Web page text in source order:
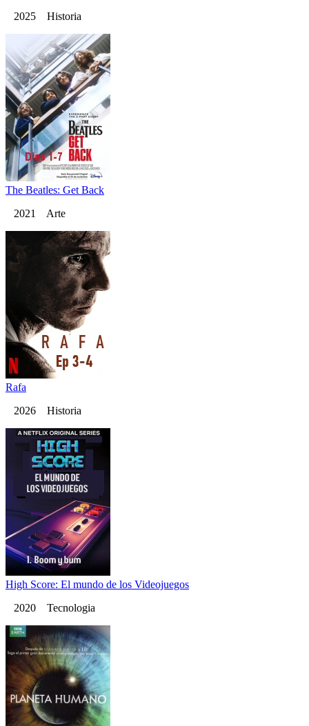
2025 Historia
The Beatles: Get Back
2021 Arte
Rafa
2026 Historia
High Score: El mundo de los Videojuegos
2020 Tecnologia